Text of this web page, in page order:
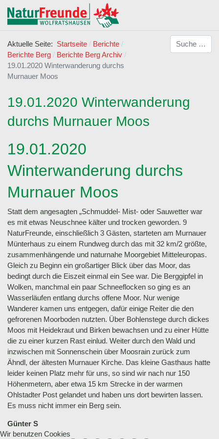
Aktuelle Seite: Startseite
Berichte
Berichte Berg
Berichte Berg Archiv
19.01.2020 Winterwanderung durchs
Murnauer Moos
Suchen
19.01.2020 Winterwanderung
durchs Murnauer Moos
19.01.2020
Winterwanderung durchs
Murnauer Moos
Statt dem angesagten „Schmuddel- Mist- oder Sauwetter war
es mit etwas Neuschnee kälter und trocken geworden. 9
NaturFreunde, einschließlich 3 Gästen, starteten am Murnauer
Münterhaus zu einem Rundweg durch das mit 32 km/2 größte,
zusammenhängende und naturnahe Moorgebiet Mitteleuropas.
Gleich zu Beginn ein großartiger Blick über das Moor, das
bedingt durch die Eiszeit einmal ein See war. Die Berggipfel in
Wolken, manchmal ein paar Schneeflocken so ging es an
Wasserläufen entlang durchs offene Moor. Nur wenige
Wanderer kamen uns entgegen, dafür einige Reiter die den
gefrorenen Moorboden nutzten. Über Bohlenstege durch dickes
Moos mit Heidekraut und Birken bewachsen und zu einer Hütte
die zu einer kurzen Rast einlud. Weiter durch den Wald und
inzwischen mit Sonnenschein über Moosrain zurück zum
Ähndl, der ältesten Murnauer Kirche. Das kleine Gasthaus hatte
leider keinen Platz mehr für uns, so sind wir nach nur 150
Höhenmetern, aber etwa 15 km Strecke in der warmen
Ohlstadter Post gelandet und haben uns dort bewirten lassen.
Es muss nicht immer ein Berg sein.
Günter S
Wir benutzen Cookies